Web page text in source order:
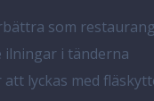
som
ilningar i tänderna
lyckas med